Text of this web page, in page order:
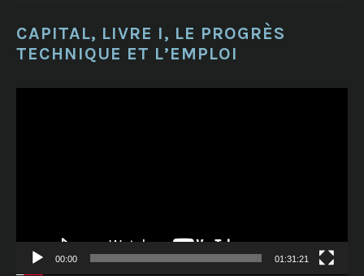
CAPITAL, LIVRE I, LE PROGRÈS
TECHNIQUE ET L’EMPLOI
00:00 01:31:21